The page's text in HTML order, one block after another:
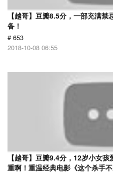
【越哥】豆瓣8.5分，一部充满
备！
# 653
2018-10-08 06:55
【越哥】豆瓣9.4分，12岁小女
重啊！重温经典电影《这个杀手不